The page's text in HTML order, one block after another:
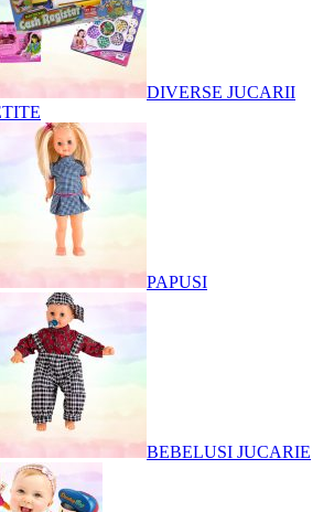
DIVERSE JUCARII
PAPUSI
BEBELUSI JUCARIE